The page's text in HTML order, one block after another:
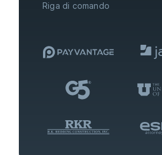
Riga di comando